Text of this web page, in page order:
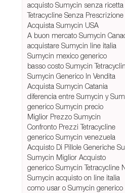
acquisto Sumycin senza ricetta
Tetracycline Senza Prescrizione
Acquista Sumycin USA
A buon mercato Sumycin
acquistare Sumycin line italia
Sumycin mexico generico
basso costo Sumycin
Sumycin Generico In Vendita
Acquista Sumycin Catania
diferencia entre Sumycin y
generico Sumycin precio
Miglior Prezzo Sumycin
Confronto Prezzi Tetracycline
generico Sumycin venezuela
Acquisto Di Pillole Generiche
Sumycin Miglior Acquisto
generico Sumycin Tetracycline
Sumycin acquisto on line italia
como usar o Sumycin generico